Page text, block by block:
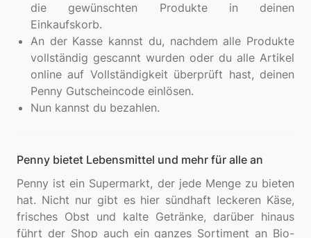
die gewünschten Produkte in deinen
Einkaufskorb.
An der Kasse kannst du, nachdem alle Produkte
vollständig gescannt wurden oder du alle Artikel
online auf Vollständigkeit überprüft hast, deinen
Penny Gutscheincode einlösen.
Nun kannst du bezahlen.
Penny bietet Lebensmittel und mehr für alle an
Penny ist ein Supermarkt, der jede Menge zu bieten
hat. Nicht nur gibt es hier sündhaft leckeren Käse,
frisches Obst und kalte Getränke, darüber hinaus
führt der Shop auch ein ganzes Sortiment an Bio-